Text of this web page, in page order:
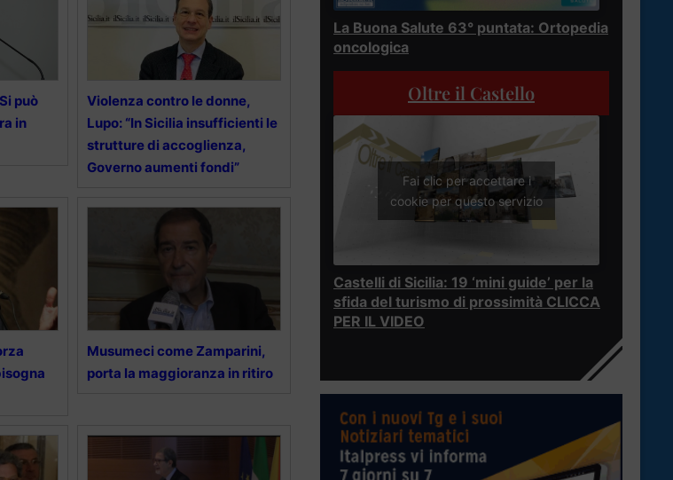
può
in
Violenza contro le donne,
Lupo: “In Sicilia insufficienti le
strutture di accoglienza,
Governo aumenti fondi”
Musumeci come Zamparini,
porta la maggioranza in ritiro
La Buona Salute 63° puntata: Ortopedia
oncologica
Oltre il Castello
Fai clic per accettare i
cookie per questo servizio
Castelli di Sicilia: 19 ‘mini guide’ per la
sfida del turismo di prossimità CLICCA
PER IL VIDEO